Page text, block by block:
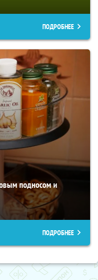
ПОДРОБНЕЕ
подносом и
ПОДРОБНЕЕ